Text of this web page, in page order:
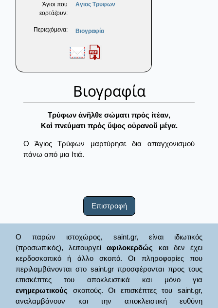
Άγιοι που
εορτάζουν:
Αγιος Τρυφων
Περιεχόμενα: Βιογραφία
Βιογραφία
Τρύφων ἀνῆλθε σώματι πρὸς ἰτέαν,
Καὶ πνεύματι πρὸς ὕψος οὐρανοῦ μέγα.
Ο Άγιος Τρύφων μαρτύρησε δια απαγχονισμού
πάνω από μια Ιτιά.
Επιστροφή
Ο παρών ιστοχώρος, saint.gr, είναι ιδιωτικός
(προσωπικός), λειτουργείαφιλοκερδώς και δεν έχει
κερδοσκοπικό ή άλλο σκοπό. Οι πληροφορίες που
περιλαμβάνονται στο saint.gr προσφέρονται προς τους
επισκέπτες του αποκλειστικά και μόνο για
ενημερωτικούς σκοπούς. Οι επισκέπτες του saint.gr,
αναλαμβάνουν και την αποκλειστική ευθύνη